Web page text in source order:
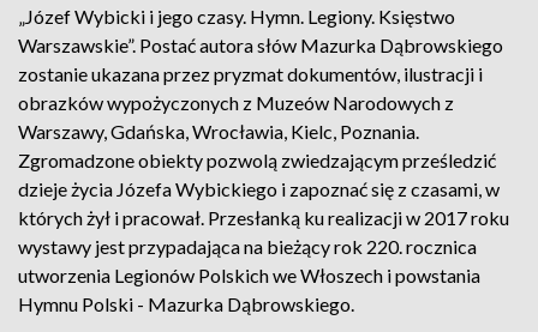
„Józef Wybicki i jego czasy. Hymn. Legiony. Księstwo
Warszawskie”. Postać autora słów Mazurka Dąbrowskiego
zostanie ukazana przez pryzmat dokumentów, ilustracji i
obrazków wypożyczonych z Muzeów Narodowych z
Warszawy, Gdańska, Wrocławia, Kielc, Poznania.
Zgromadzone obiekty pozwolą zwiedzającym prześledzić
dzieje życia Józefa Wybickiego i zapoznać się z czasami, w
których żył i pracował. Przesłanką ku realizacji w 2017 roku
wystawy jest przypadająca na bieżący rok 220. rocznica
utworzenia Legionów Polskich we Włoszech i powstania
Hymnu Polski - Mazurka Dąbrowskiego.